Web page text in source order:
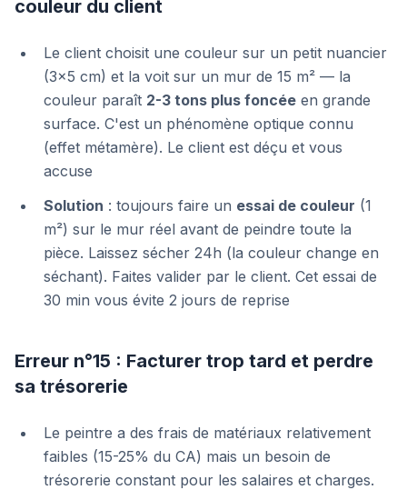
couleur du client
Le client choisit une couleur sur un petit nuancier
(3×5 cm) et la voit sur un mur de 15 m² — la
couleur paraît 2-3 tons plus foncée en grande
surface. C'est un phénomène optique connu
(effet métamère). Le client est déçu et vous
accuse
Solution : toujours faire un essai de couleur (1
m²) sur le mur réel avant de peindre toute la
pièce. Laissez sécher 24h (la couleur change en
séchant). Faites valider par le client. Cet essai de
30 min vous évite 2 jours de reprise
Erreur n°15 : Facturer trop tard et perdre
sa trésorerie
Le peintre a des frais de matériaux relativement
faibles (15-25% du CA) mais un besoin de
trésorerie constant pour les salaires et charges.